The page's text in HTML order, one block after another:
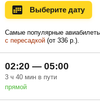
Ноябрь
Февраль
Май
Выберите дату
Самые популярные
с пересадкой (от 336 р. ).
02:20 — 05:00
3 ч 40 мин в пути
прямой